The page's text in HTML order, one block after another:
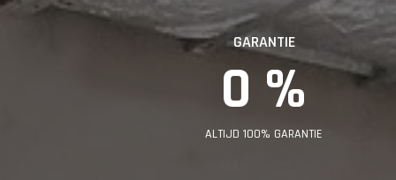
GARANTIE
0 %
ALTIJD 100% GARANTIE